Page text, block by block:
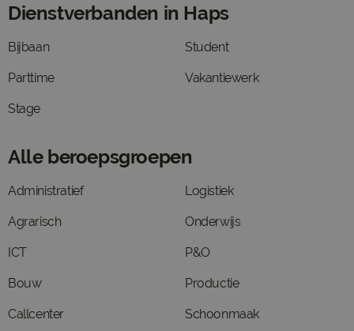
Dienstverbanden in Haps
Bijbaan
Parttime
Stage
Student
Vakantiewerk
Alle beroepsgroepen
Administratief
Agrarisch
ICT
Bouw
Callcenter
Logistiek
Onderwijs
P&O
Productie
Schoonmaak